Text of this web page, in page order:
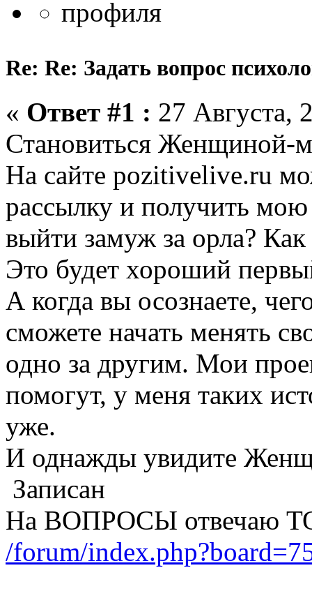
Re: Re: Задать вопрос
« Ответ #1 : 27 Августа,
Становиться Женщиной-
На сайте pozitivelive.ru
рассылку и получить
выйти замуж за орла?
Это будет хороший
А когда вы осознаете,
сможете начать менять
одно за другим. Мои
помогут, у меня таких
уже.
И однажды увидите
Записан
На ВОПРОСЫ отвечаю
/forum/